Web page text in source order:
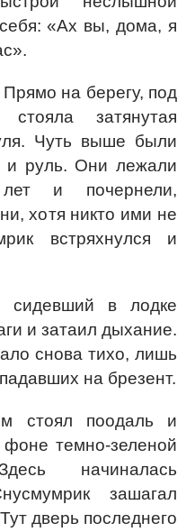
«Ах вы, дома, я
на берегу, под
затянутая
Чуть выше были
и руль. Они лежали
и почернели,
хотя никто ими не
встряхнулся и
сидевший в лодке
и затаил дыхание.
снова тихо, лишь
на брезент.
стоял поодаль и
темно-зеленой
начиналась
зашагал
дверь последнего